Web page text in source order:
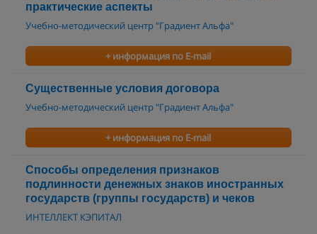
практические аспекты
Учебно-методический центр "Градиент Альфа"
+ информация по E-mail
Существенные условия договора
Учебно-методический центр "Градиент Альфа"
+ информация по E-mail
Способы определения признаков
подлинности денежных знаков иностранных
государств (группы государств) и чеков
ИНТЕЛЛЕКТ КЭПИТАЛ